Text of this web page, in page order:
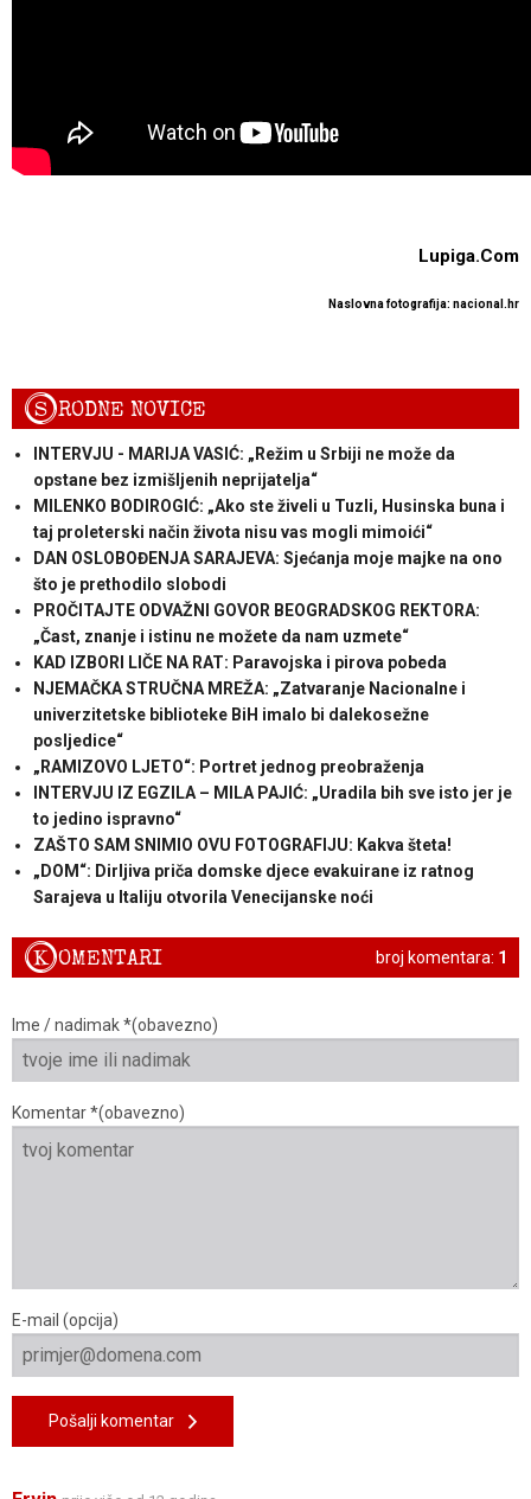
Lupiga.Com
Naslovna fotografija: nacional.hr
SRODNE NOVICE
INTERVJU - MARIJA VASIĆ: „Režim u Srbiji ne može da
opstane bez izmišljenih neprijatelja“
MILENKO BODIROGIĆ: „Ako ste živeli u Tuzli, Husinska buna i
taj proleterski način života nisu vas mogli mimoići“
DAN OSLOBOĐENJA SARAJEVA: Sjećanja moje majke na ono
što je prethodilo slobodi
PROČITAJTE ODVAŽNI GOVOR BEOGRADSKOG REKTORA:
„Čast, znanje i istinu ne možete da nam uzmete“
KAD IZBORI LIČE NA RAT: Paravojska i pirova pobeda
NJEMAČKA STRUČNA MREŽA: „Zatvaranje Nacionalne i
univerzitetske biblioteke BiH imalo bi dalekosežne
posljedice“
„RAMIZOVO LJETO“: Portret jednog preobraženja
INTERVJU IZ EGZILA – MILA PAJIĆ: „Uradila bih sve isto jer je
to jedino ispravno“
ZAŠTO SAM SNIMIO OVU FOTOGRAFIJU: Kakva šteta!
„DOM“: Dirljiva priča domske djece evakuirane iz ratnog
Sarajeva u Italiju otvorila Venecijanske noći
broj komentara: 1
KOMENTARI
Ime / nadimak *(obavezno)
Komentar *(obavezno)
E-mail (opcija)
Pošalji komentar